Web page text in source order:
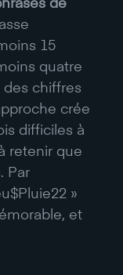
15
quatre
chiffres
crée
difficiles à
retenir que
Par
»
et